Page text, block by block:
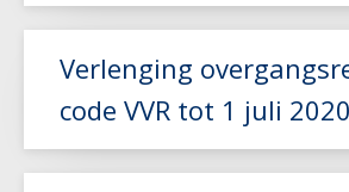
Verlenging
code VVR tot 1 juli 2020